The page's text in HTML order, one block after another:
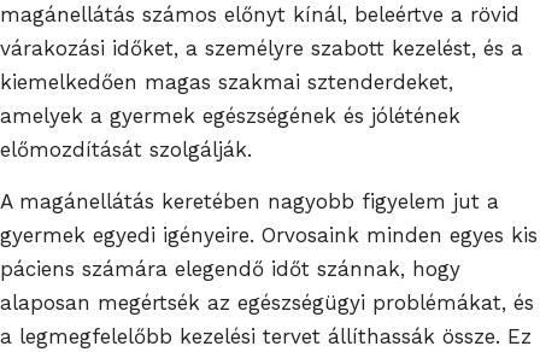
magánellátás számos előnyt kínál, beleértve a rövid
várakozási időket, a személyre szabott kezelést, és a
kiemelkedően magas szakmai sztenderdeket,
amelyek a gyermek egészségének és jólétének
előmozdítását szolgálják.
A magánellátás keretében nagyobb figyelem jut a
gyermek egyedi igényeire. Orvosaink minden egyes kis
páciens számára elegendő időt szánnak, hogy
alaposan megértsék az egészségügyi problémákat, és
a legmegfelelőbb kezelési tervet állíthassák össze. Ez